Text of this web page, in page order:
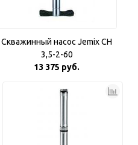
Скважинный насос Jemix CH
3,5-2-60
13 375 руб.